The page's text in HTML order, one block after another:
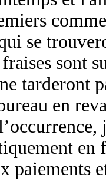
se
sont
tarderont
en
en
paiements